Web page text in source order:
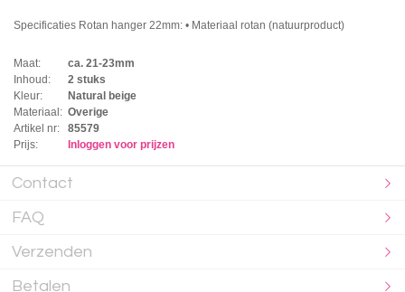
Specificaties Rotan hanger 22mm: • Materiaal rotan (natuurproduct)
Maat:
ca. 21-23mm
Inhoud:
2 stuks
Kleur:
Natural beige
Materiaal: Overige
Artikel nr:
85579
Prijs:
Inloggen voor prijzen
Contact
FAQ
Verzenden
Betalen